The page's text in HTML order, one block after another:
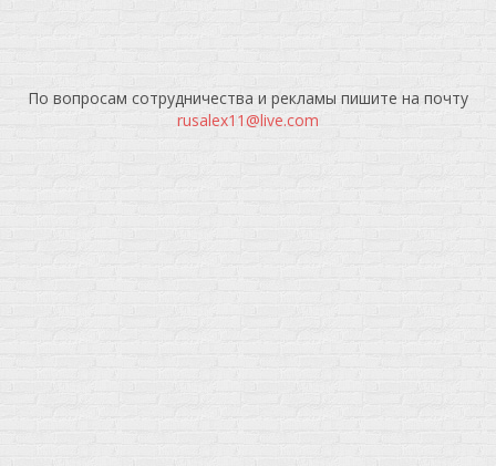
По вопросам сотрудничества и рекламы пишите на почту
rusalex11@live.com